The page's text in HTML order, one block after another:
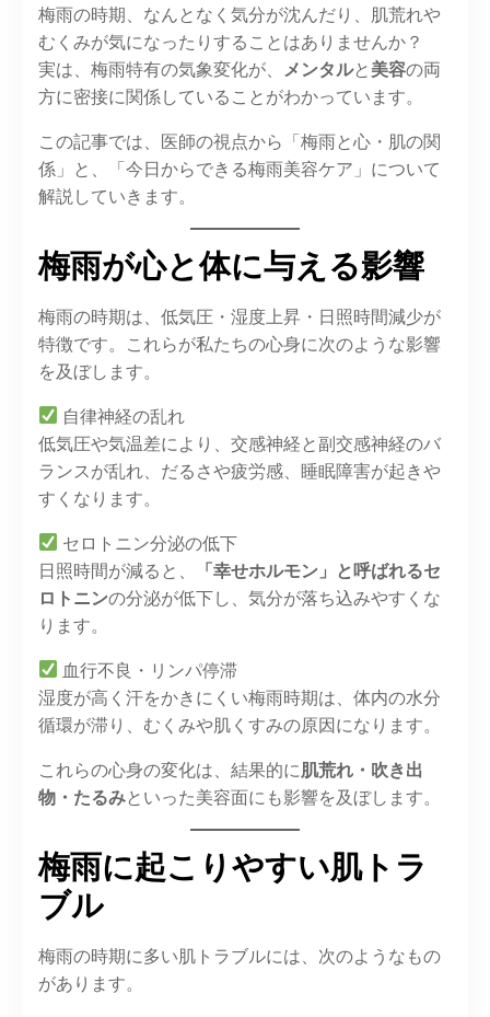
梅雨の時期、なんとなく気分が沈んだり、肌荒れや
むくみが気になったりすることはありませんか？
実は、梅雨特有の気象変化が、 メンタルと美容の両
方に密接に関係していることがわかっています。
この記事では、医師の視点から「梅雨と心・肌の関
係」と、「今日からできる梅雨美容ケア」について
解説していきます。
梅雨が心と体に与える影響
梅雨の時期は、低気圧・湿度上昇・日照時間減少が
特徴です。これらが私たちの心身に次のような影響
を及ぼします。
自律神経の乱れ
低気圧や気温差により、交感神経と副交感神経のバ
ランスが乱れ、だるさや疲労感、睡眠障害が起きや
すくなります。
セロトニン分泌の低下
日照時間が減ると、
「幸せホルモン」と呼ばれるセ
ロトニンの分泌が低下し、気分が落ち込みやすくな
ります。
血行不良・リンパ停滞
湿度が高く汗をかきにくい梅雨時期は、体内の水分
循環が滞り、むくみや肌くすみの原因になります。
これらの心身の変化は、結果的に肌荒れ・吹き出
物・たるみといった美容面にも影響を及ぼします。
梅雨に起こりやすい肌トラ
ブル
梅雨の時期に多い肌トラブルには、次のようなもの
があります。